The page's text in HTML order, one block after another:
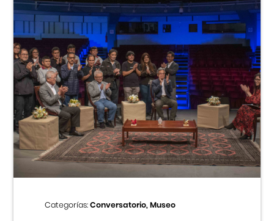
Categorías:Conversatorio, Museo